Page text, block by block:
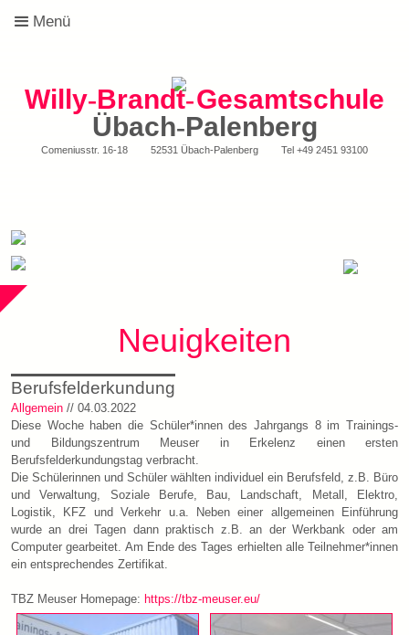
Menü
Willy-Brandt-Gesamtschule
Übach-Palenberg
Comeniusstr. 16-18 52531 Übach-Palenberg Tel +49 2451 93100
Neuigkeiten
Berufsfelderkundung
Allgemein // 04.03.2022
Diese Woche haben die Schüler*innen des Jahrgangs 8 im Trainings-
und Bildungszentrum Meuser in Erkelenz einen ersten
Berufsfelderkundungstag verbracht.
Die Schülerinnen und Schüler wählten individuel ein Berufsfeld, z.B. Büro
und Verwaltung, Soziale Berufe, Bau, Landschaft, Metall, Elektro,
Logistik, KFZ und Verkehr u.a. Neben einer allgemeinen Einführung
wurde an drei Tagen dann praktisch z.B. an der Werkbank oder am
Computer gearbeitet. Am Ende des Tages erhielten alle Teilnehmer*innen
ein entsprechendes Zertifikat.
TBZ Meuser Homepage: https://tbz-meuser.eu/